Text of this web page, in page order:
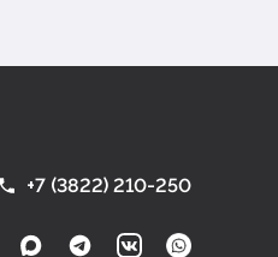
+7 (3822) 210-250